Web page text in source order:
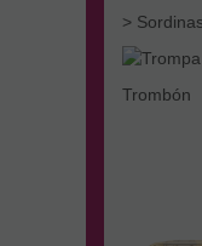
>
Trombón